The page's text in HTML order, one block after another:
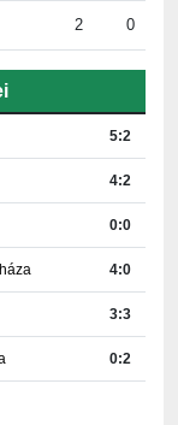
4:2
0:0
4:0
3:3
0:2